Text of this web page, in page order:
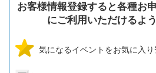
お客様情報登録すると各種お
にご利用いただけるよ
気になるイベントをお気に入り